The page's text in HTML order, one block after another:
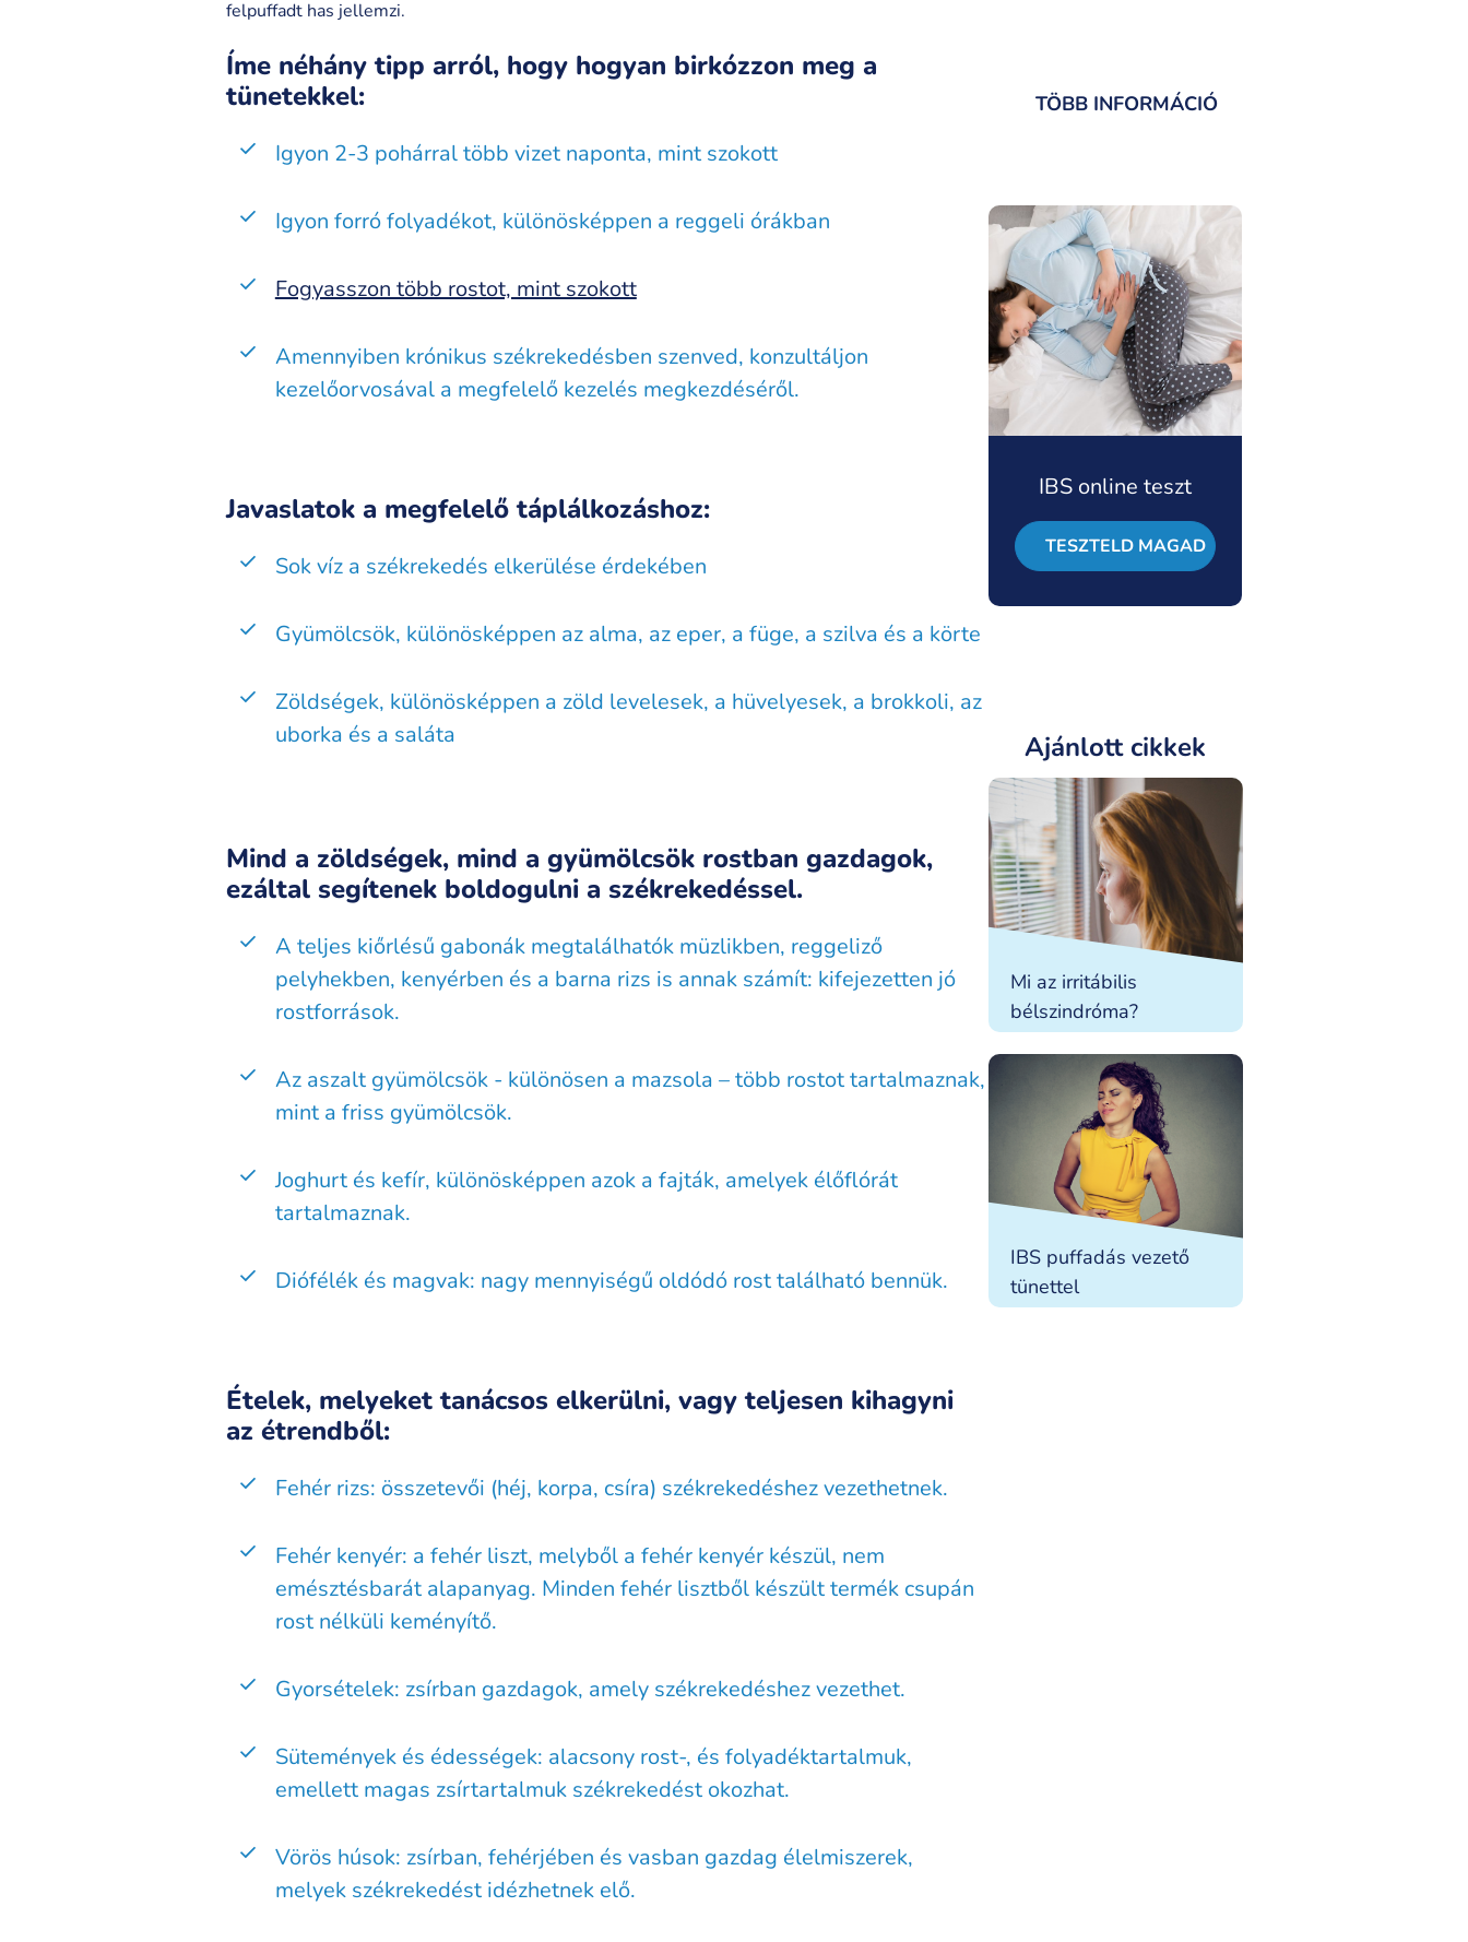
felpuffadt has jellemzi.
Íme néhány tipp arról, hogy hogyan birkózzon meg a
tünetekkel:
Igyon 2-3 pohárral több vizet naponta, mint szokott
Igyon forró folyadékot, különösképpen a reggeli órákban
Fogyasszon több rostot, mint szokott
Amennyiben krónikus székrekedésben szenved, konzultáljon
kezelőorvosával a megfelelő kezelés megkezdéséről.
Javaslatok a megfelelő táplálkozáshoz:
Sok víz a székrekedés elkerülése érdekében
Gyümölcsök, különösképpen az alma, az eper, a füge, a szilva és a körte
Zöldségek, különösképpen a zöld levelesek, a hüvelyesek, a brokkoli, az
uborka és a saláta
Mind a zöldségek, mind a gyümölcsök rostban gazdagok,
ezáltal segítenek boldogulni a székrekedéssel.
A teljes kiőrlésű gabonák megtalálhatók müzlikben, reggeliző
pelyhekben, kenyérben és a barna rizs is annak számít: kifejezetten jó
rostforrások.
Az aszalt gyümölcsök - különösen a mazsola – több rostot tartalmaznak,
mint a friss gyümölcsök.
Joghurt és kefír, különösképpen azok a fajták, amelyek élőflórát
tartalmaznak.
Diófélék és magvak: nagy mennyiségű oldódó rost található bennük.
Ételek, melyeket tanácsos elkerülni, vagy teljesen kihagyni
az étrendből:
Fehér rizs: összetevői (héj, korpa, csíra) székrekedéshez vezethetnek.
Fehér kenyér: a fehér liszt, melyből a fehér kenyér készül, nem
emésztésbarát alapanyag. Minden fehér lisztből készült termék csupán
rost nélküli keményítő.
Gyorsételek: zsírban gazdagok, amely székrekedéshez vezethet.
Sütemények és édességek: alacsony rost-, és folyadéktartalmuk,
emellett magas zsírtartalmuk székrekedést okozhat.
Vörös húsok: zsírban, fehérjében és vasban gazdag élelmiszerek,
melyek székrekedést idézhetnek elő.
TÖBB INFORMÁCIÓ
IBS online teszt
TESZTELD MAGAD
Ajánlott cikkek
Mi az irritábilis
bélszindróma?
IBS puffadás vezető
tünettel